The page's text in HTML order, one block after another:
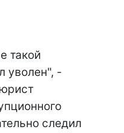
такой
уволен", -
следил